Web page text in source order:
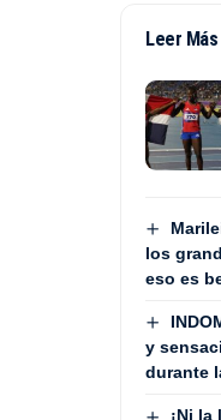
Leer Más
los
eso es
y
durante
¡Ni